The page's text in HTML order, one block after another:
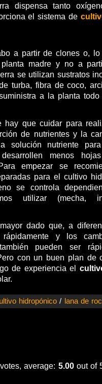
dispensa tanto
el sistema de
a partir de clones o,
planta madre y no a
se utilizan sustratos
turba, fibra de coco,
a la planta
hay que cuidar para
de nutrientes y la
solución nutriente
menos
empezar se
para el cultivo
se controla
utilizar (mecha,
dado que, a
y los
pueden ser
con un buen plan de
de experiencia el
hidropónico / lana de
average: 5.00out of